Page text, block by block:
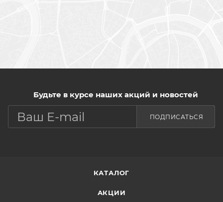
Будьте в курсе наших акций и новостей
ПОДПИСАТЬСЯ
КАТАЛОГ
АКЦИИ